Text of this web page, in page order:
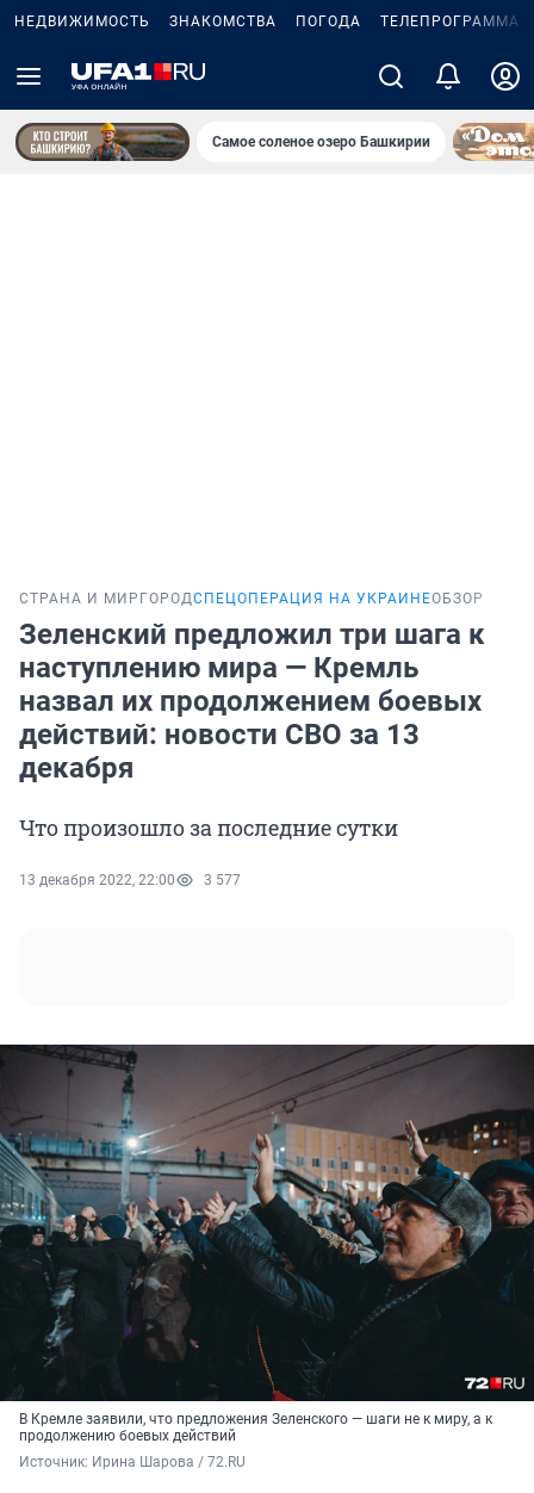
НЕДВИЖИМОСТЬ ЗНАКОМСТВА ПОГОДА ТЕЛЕПРОГРАММА
Самое соленое озеро Башкирии
СТРАНА И МИР ГОРОДСПЕЦОПЕРАЦИЯ НА УКРАИНЕОБЗОР
Зеленский предложил три шага к
наступлению мира — Кремль
назвал их продолжением боевых
действий: новости СВО за 13
декабря
Что произошло за последние сутки
13 декабря 2022, 22:00 3 577
В Кремле заявили, что предложения Зеленского — шаги не к миру, а к
продолжению боевых действий
Источник: Ирина Шарова / 72.RU